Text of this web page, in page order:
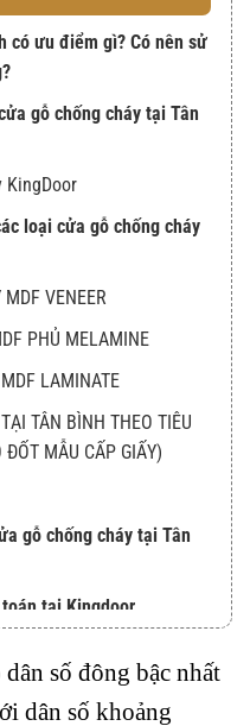
có ưu điểm gì? Có nên sử
gỗ chống cháy tại Tân
KingDoor
loại cửa gỗ chống cháy
VENEER
PHỦ MELAMINE
LAMINATE
TÂN BÌNH THEO TIÊU
MẪU CẤP GIẤY)
gỗ chống cháy tại Tân
tại Kingdoor
số đông bậc nhất
dân số khoảng